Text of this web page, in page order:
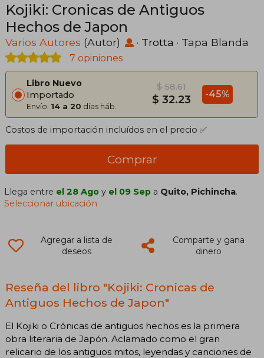
Kojiki: Cronicas de Antiguos
Hechos de Japon
Varios Autores (Autor) · Trotta · Tapa Blanda
7 opiniones
Libro Nuevo
Importado
Envío: 14 a 20 días háb.
$ 58.61
$ 32.23 -45%
Costos de importación incluídos en el precio ✅
Comprar
Llega entre el 28 Ago y el 09 Sep a Quito, Pichincha.
Seleccionar ubicación
Agregar a lista de
deseos
Comparte y gana
dinero
Reseña del libro "Kojiki: Cronicas de
Antiguos Hechos de Japon"
El Kojiki o Crónicas de antiguos hechos es la primera
obra literaria de Japón. Aclamado como el gran
relicario de los antiguos mitos, leyendas y canciones de